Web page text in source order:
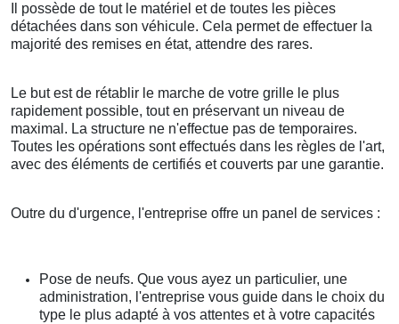
Il possède de tout le matériel et de toutes les pièces
détachées dans son véhicule. Cela permet de effectuer la
majorité des remises en état, attendre des rares.
Le but est de rétablir le marche de votre grille le plus
rapidement possible, tout en préservant un niveau de
maximal. La structure ne n'effectue pas de temporaires.
Toutes les opérations sont effectués dans les règles de l'art,
avec des éléments de certifiés et couverts par une garantie.
Outre du d'urgence, l'entreprise offre un panel de services :
Pose de neufs. Que vous ayez un particulier, une
administration, l'entreprise vous guide dans le choix du
type le plus adapté à vos attentes et à votre capacités